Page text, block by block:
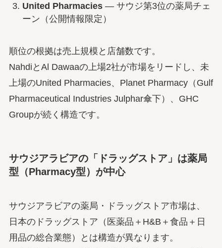
United Pharmacies— サウジ第3位の薬局チェ
ーン（公開情報限定）
順位の根拠は売上規模と店舗数です。
NahdiとAl Dawaaの上場2社が市場をリードし、未
上場のUnited Pharmacies、Planet Pharmacy（Gulf
Pharmaceutical Industries Julphar傘下）、GHC
Groupが続く構造です。
サウジアラビアの「ドラッグストア」は薬局
型（Pharmacy型）が中心
サウジアラビアの薬局・ドラッグストア市場は、
日本のドラッグストア（医薬品＋H&B＋食品＋日
用品の総合業態）とは構造が異なります。